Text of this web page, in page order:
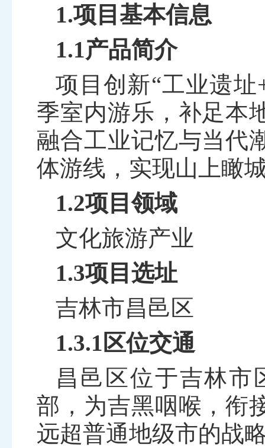
1.项目基本信息
1.1产品简介
项目创新“工业遗址
季室内游乐，补足本
融合工业记忆与当代
体游线，实现山上瞰
1.2项目领域
文化旅游产业
1.3项目选址
吉林市昌邑区
1.3.1区位交通
昌邑区位于吉林市
部，为吉黑咽喉，衔
远超普通地级市的战